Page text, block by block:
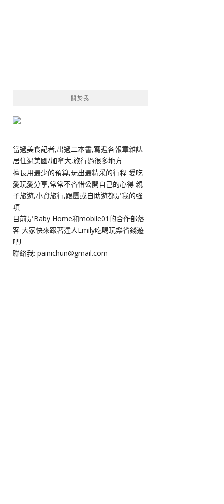
關於我
當過美食記者,出過二本書,寫遍各報章雜誌
居住過美國/加拿大,旅行過很多地方
擅長用最少的預算,玩出最精采的行程 愛吃
愛玩愛分享,常常不吝惜公開自己的心得 親
子旅遊,小資旅行,跟團或自助遊都是我的強
項
目前是Baby Home和mobile01的合作部落
客 大家快來跟著達人Emily吃喝玩樂省錢遊
吧!
聯絡我: painichun@gmail.com